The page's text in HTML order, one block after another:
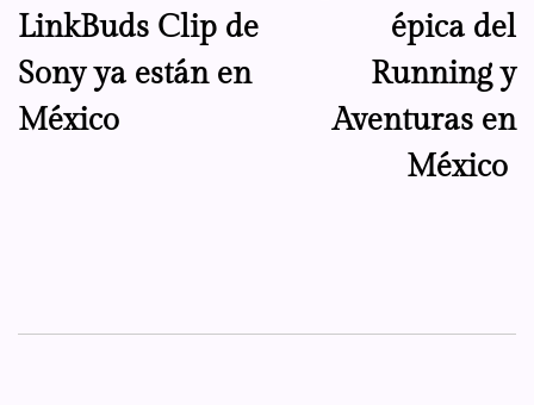
LinkBuds Clip de
Sony ya están en
México
épica del
Running y
Aventuras en
México